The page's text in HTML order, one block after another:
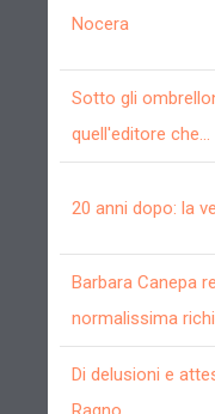
Nocera
Sotto gli
quell'editore che...
20 anni dopo: la
Barbara Canepa
normalissima
Di delusioni e